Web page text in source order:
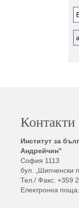
Контакти
Институт за
Андрейчин”
София 1113
бул. „Шипченски
Тел./ Факс: +359
Електронна поща: